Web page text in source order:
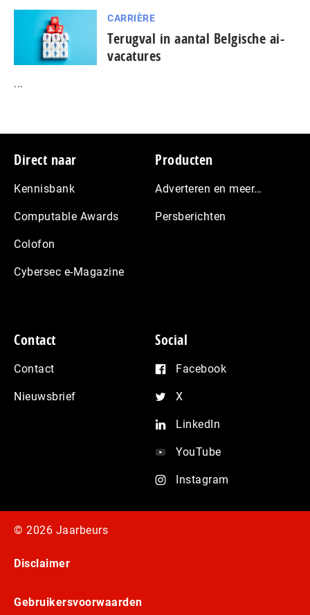
CARRIÈRE
Terugval in aantal Belgische ai-
vacatures
...
Footer
Direct naar
Kennisbank
Computable Awards
Colofon
Cybersec e-Magazine
Producten
Adverteren en meer…
Persberichten
Contact
Contact
Nieuwsbrief
Social
Facebook
X
LinkedIn
YouTube
Instagram
© 2026 Jaarbeurs
Disclaimer
Gebruikersvoorwaarden